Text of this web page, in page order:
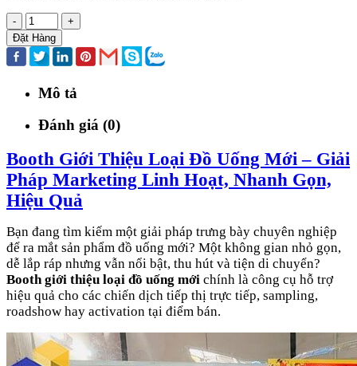
-
+
Đặt Hàng
Mô tả
Đánh giá (0)
Booth Giới Thiệu Loại Đồ Uống Mới – Giải
Pháp Marketing Linh Hoạt, Nhanh Gọn,
Hiệu Quả
Bạn đang tìm kiếm một giải pháp trưng bày chuyên nghiệp
để ra mắt sản phẩm đồ uống mới? Một không gian nhỏ gọn,
dễ lắp ráp nhưng vẫn nổi bật, thu hút và tiện di chuyển?
Booth giới thiệu loại đồ uống mới chính là công cụ hỗ trợ
hiệu quả cho các chiến dịch tiếp thị trực tiếp, sampling,
roadshow hay activation tại điểm bán.